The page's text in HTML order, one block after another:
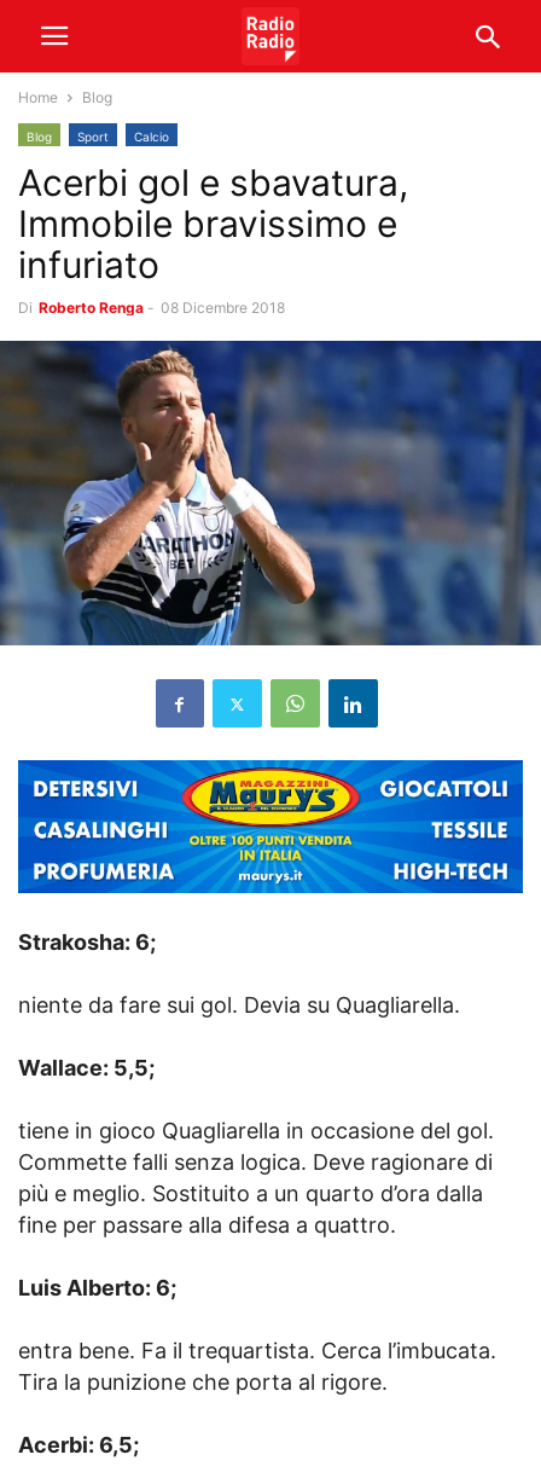
Home Blog
Blog Sport Calcio
Acerbi gol e sbavatura,
Immobile bravissimo e
infuriato
Di Roberto Renga - 08 Dicembre 2018
Strakosha: 6;
niente da fare sui gol. Devia su Quagliarella.
Wallace: 5,5;
tiene in gioco Quagliarella in occasione del gol.
Commette falli senza logica. Deve ragionare di
più e meglio. Sostituito a un quarto d’ora dalla
fine per passare alla difesa a quattro.
Luis Alberto: 6;
entra bene. Fa il trequartista. Cerca l’imbucata.
Tira la punizione che porta al rigore.
Acerbi: 6,5;